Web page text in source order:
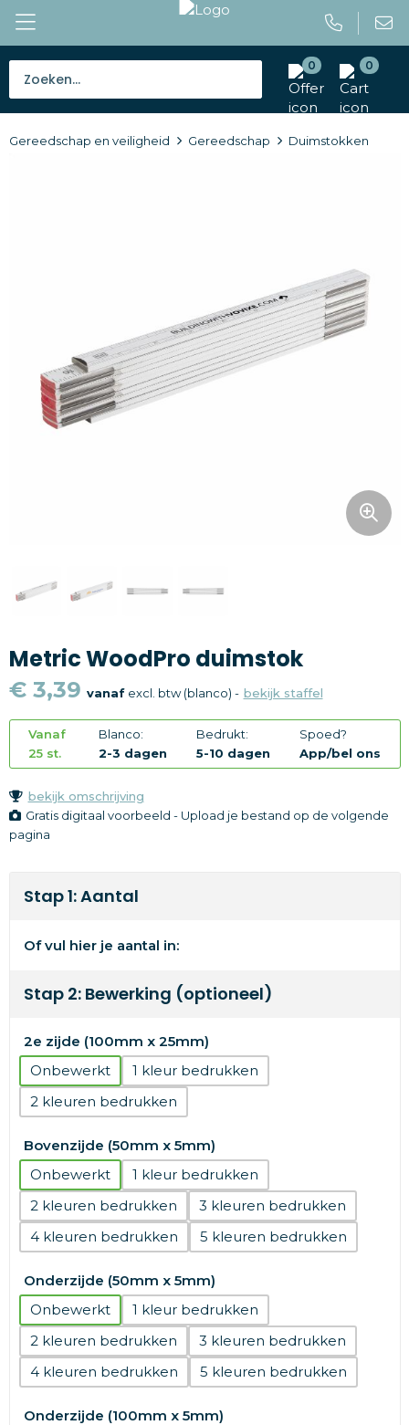
0 0
Tassen
Outdoor en vrije tijd
Gereedschap en veiligheid
Textiel
Thema
Merken
Gereedschap en veiligheid Gereedschap Duimstokken
Metric WoodPro duimstok
€ 3,39 vanafexcl. btw (blanco) - bekijk staffel
Vanaf
25 st.
Blanco:
2-3 dagen
Bedrukt:
5-10 dagen
Spoed?
App/bel ons
bekijk omschrijving
Gratis digitaal voorbeeld - Upload je bestand op de volgende
pagina
Stap 1: Aantal
Of vul hier je aantal in:
Stap 2: Bewerking (optioneel)
2e zijde (100mm x 25mm)
Onbewerkt
1
2
Bovenzijde (50mm x 5mm)
Onbewerkt
1
2
3
4
5
Onderzijde (50mm x 5mm)
Onbewerkt
1
2
3
4
5
Onderzijde (100mm x 5mm)